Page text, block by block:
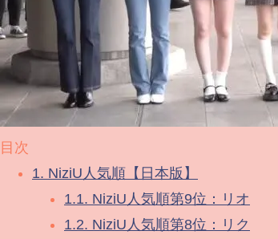
目次
1. NiziU人気順【日本版】
1.1. NiziU人気順第9位：リオ
1.2. NiziU人気順第8位：リク